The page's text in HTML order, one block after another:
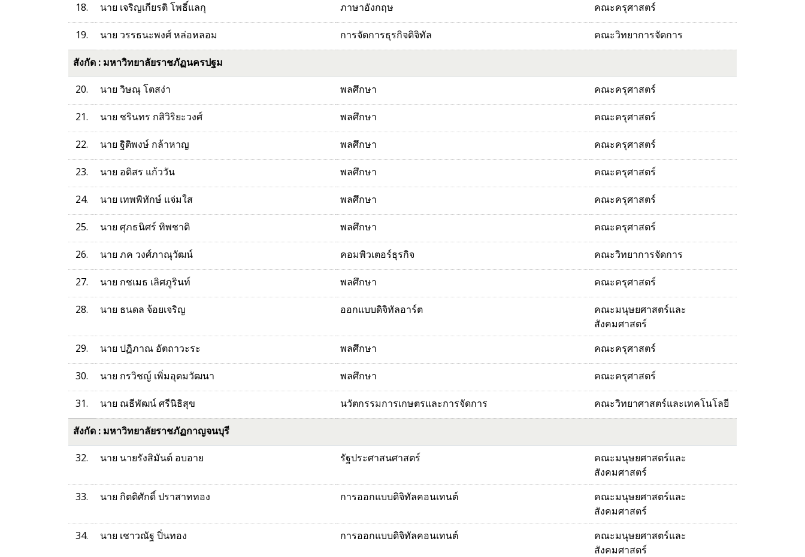
18. นาย เจริญเกียรติ โพธิ์แลกุ ภาษาอังกฤษ คณะครุศาสตร์
19. นาย วรรธนะพงศ์ หล่อหลอม การจัดการธุรกิจดิจิทัล คณะวิทยาการจัดการ
สังกัด : มหาวิทยาลัยราชภัฏนครปฐม
20. นาย วิษณุ โตสง่า พลศึกษา คณะครุศาสตร์
21. นาย ชรินทร กสิวิริยะวงศ์ พลศึกษา คณะครุศาสตร์
22. นาย ฐิติพงษ์ กล้าหาญ พลศึกษา คณะครุศาสตร์
23. นาย อดิสร แก้ววัน พลศึกษา คณะครุศาสตร์
24. นาย เทพพิทักษ์ แจ่มใส พลศึกษา คณะครุศาสตร์
25. นาย ศุภธนิศร์ ทิพชาติ พลศึกษา คณะครุศาสตร์
26. นาย ภค วงศ์ภาณุวัฒน์ คอมพิวเตอร์ธุรกิจ คณะวิทยาการจัดการ
27. นาย กชเมธ เลิศภูรินท์ พลศึกษา คณะครุศาสตร์
28. นาย ธนดล จ้อยเจริญ ออกแบบดิจิทัลอาร์ต
คณะมนุษยศาสตร์และ
สังคมศาสตร์
29.
นาย ปฏิภาณ อัตถาวะระ พลศึกษา คณะครุศาสตร์
30. นาย กรวิชญ์ เพิ่มอุดมวัฒนา พลศึกษา คณะครุศาสตร์
31. นาย ณธีพัฒน์ ศรีนิธิสุข นวัตกรรมการเกษตรและการจัดการ คณะวิทยาศาสตร์และเทคโนโลยี
สังกัด : มหาวิทยาลัยราชภัฏกาญจนบุรี
32. นาย นายรังสิมันต์ อบอาย รัฐประศาสนศาสตร์
คณะมนุษยศาสตร์และ
สังคมศาสตร์
33.
นาย กิตติศักดิ์ ปราสาททอง การออกแบบดิจิทัลคอนเทนต์
คณะมนุษยศาสตร์และ
สังคมศาสตร์
34.
นาย เชาวณัฐ ปิ่นทอง การออกแบบดิจิทัลคอนเทนต์
คณะมนุษยศาสตร์และ
สังคมศาสตร์